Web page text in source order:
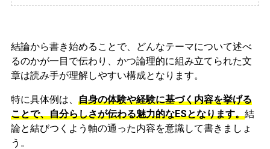
結論から書き始めることで、どんなテーマについて述べ
るのかが一目で伝わり、かつ論理的に組み立てられた文
章は読み手が理解しやすい構成となります。
特に具体例は、 自身の体験や経験に基づく内容を挙げる
ことで、自分らしさが伝わる魅力的なESとなります。結
論と結びつくよう軸の通った内容を意識して書きましょ
う。